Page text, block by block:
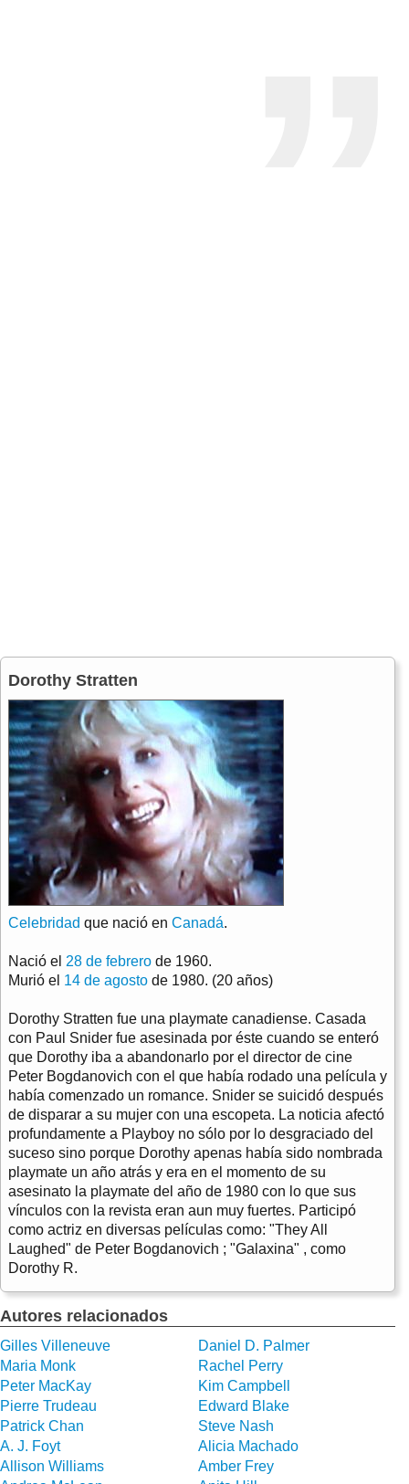
Dorothy Stratten
Celebridad que nació en Canadá.
Nació el 28 de febrero de 1960.
Murió el 14 de agosto de 1980. (20 años)
Dorothy Stratten fue una playmate canadiense. Casada
con Paul Snider fue asesinada por éste cuando se enteró
que Dorothy iba a abandonarlo por el director de cine
Peter Bogdanovich con el que había rodado una película y
había comenzado un romance. Snider se suicidó después
de disparar a su mujer con una escopeta. La noticia afectó
profundamente a Playboy no sólo por lo desgraciado del
suceso sino porque Dorothy apenas había sido nombrada
playmate un año atrás y era en el momento de su
asesinato la playmate del año de 1980 con lo que sus
vínculos con la revista eran aun muy fuertes. Participó
como actriz en diversas películas como: "They All
Laughed" de Peter Bogdanovich ; "Galaxina" , como
Dorothy R.
Autores relacionados
Gilles Villeneuve
Daniel D. Palmer
Maria Monk
Rachel Perry
Peter MacKay
Kim Campbell
Pierre Trudeau
Edward Blake
Patrick Chan
Steve Nash
A. J. Foyt
Alicia Machado
Allison Williams
Amber Frey